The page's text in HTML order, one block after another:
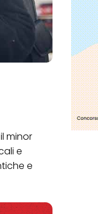
minor
e
e